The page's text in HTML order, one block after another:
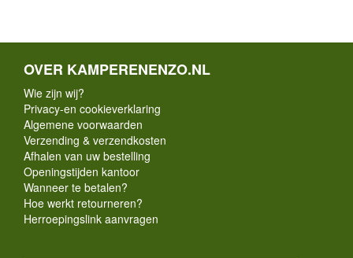
OVER KAMPERENENZO.NL
Wie zijn wij?
Privacy-en cookieverklaring
Algemene voorwaarden
Verzending & verzendkosten
Afhalen van uw bestelling
Openingstijden kantoor
Wanneer te betalen?
Hoe werkt retourneren?
Herroepingslink aanvragen